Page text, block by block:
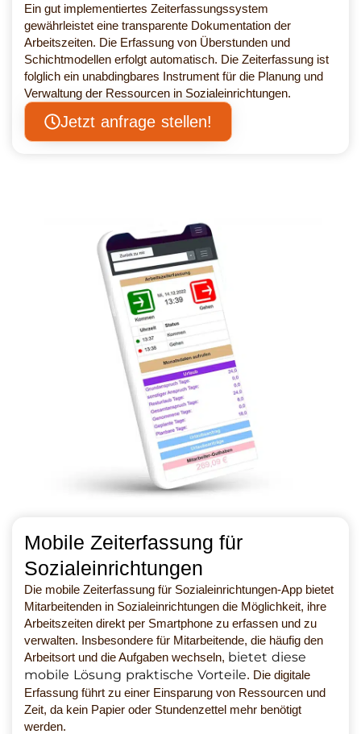
Ein gut implementiertes Zeiterfassungssystem
gewährleistet eine transparente Dokumentation der
Arbeitszeiten. Die Erfassung von Überstunden und
Schichtmodellen erfolgt automatisch. Die Zeiterfassung ist
folglich ein unabdingbares Instrument für die Planung und
Verwaltung der Ressourcen in Sozialeinrichtungen.
Jetzt anfrage stellen!
Mobile Zeiterfassung für
Sozialeinrichtungen
Die mobile Zeiterfassung für Sozialeinrichtungen-App bietet
Mitarbeitenden in Sozialeinrichtungen die Möglichkeit, ihre
Arbeitszeiten direkt per Smartphone zu erfassen und zu
verwalten. Insbesondere für Mitarbeitende, die häufig den
Arbeitsort und die Aufgaben wechseln, bietet diese
mobile Lösung praktische Vorteile. Die digitale
Erfassung führt zu einer Einsparung von Ressourcen und
Zeit, da kein Papier oder Stundenzettel mehr benötigt
werden.